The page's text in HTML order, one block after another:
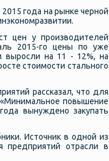
года на рынке черной
цен у производителей
2015-го цены по уже
выросли на 11 - 12%, на
стоимости стального
рассказал, что для
повышение
вынуждено закупать
Источник в одной из
предприятий отрасли в